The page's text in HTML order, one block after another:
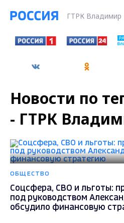
ГТРК Владимир
Новости по
- ГТРК
ОБЩЕСТВО
Соцсфера, СВО и льготы:
под руководством
обсудило финансовую